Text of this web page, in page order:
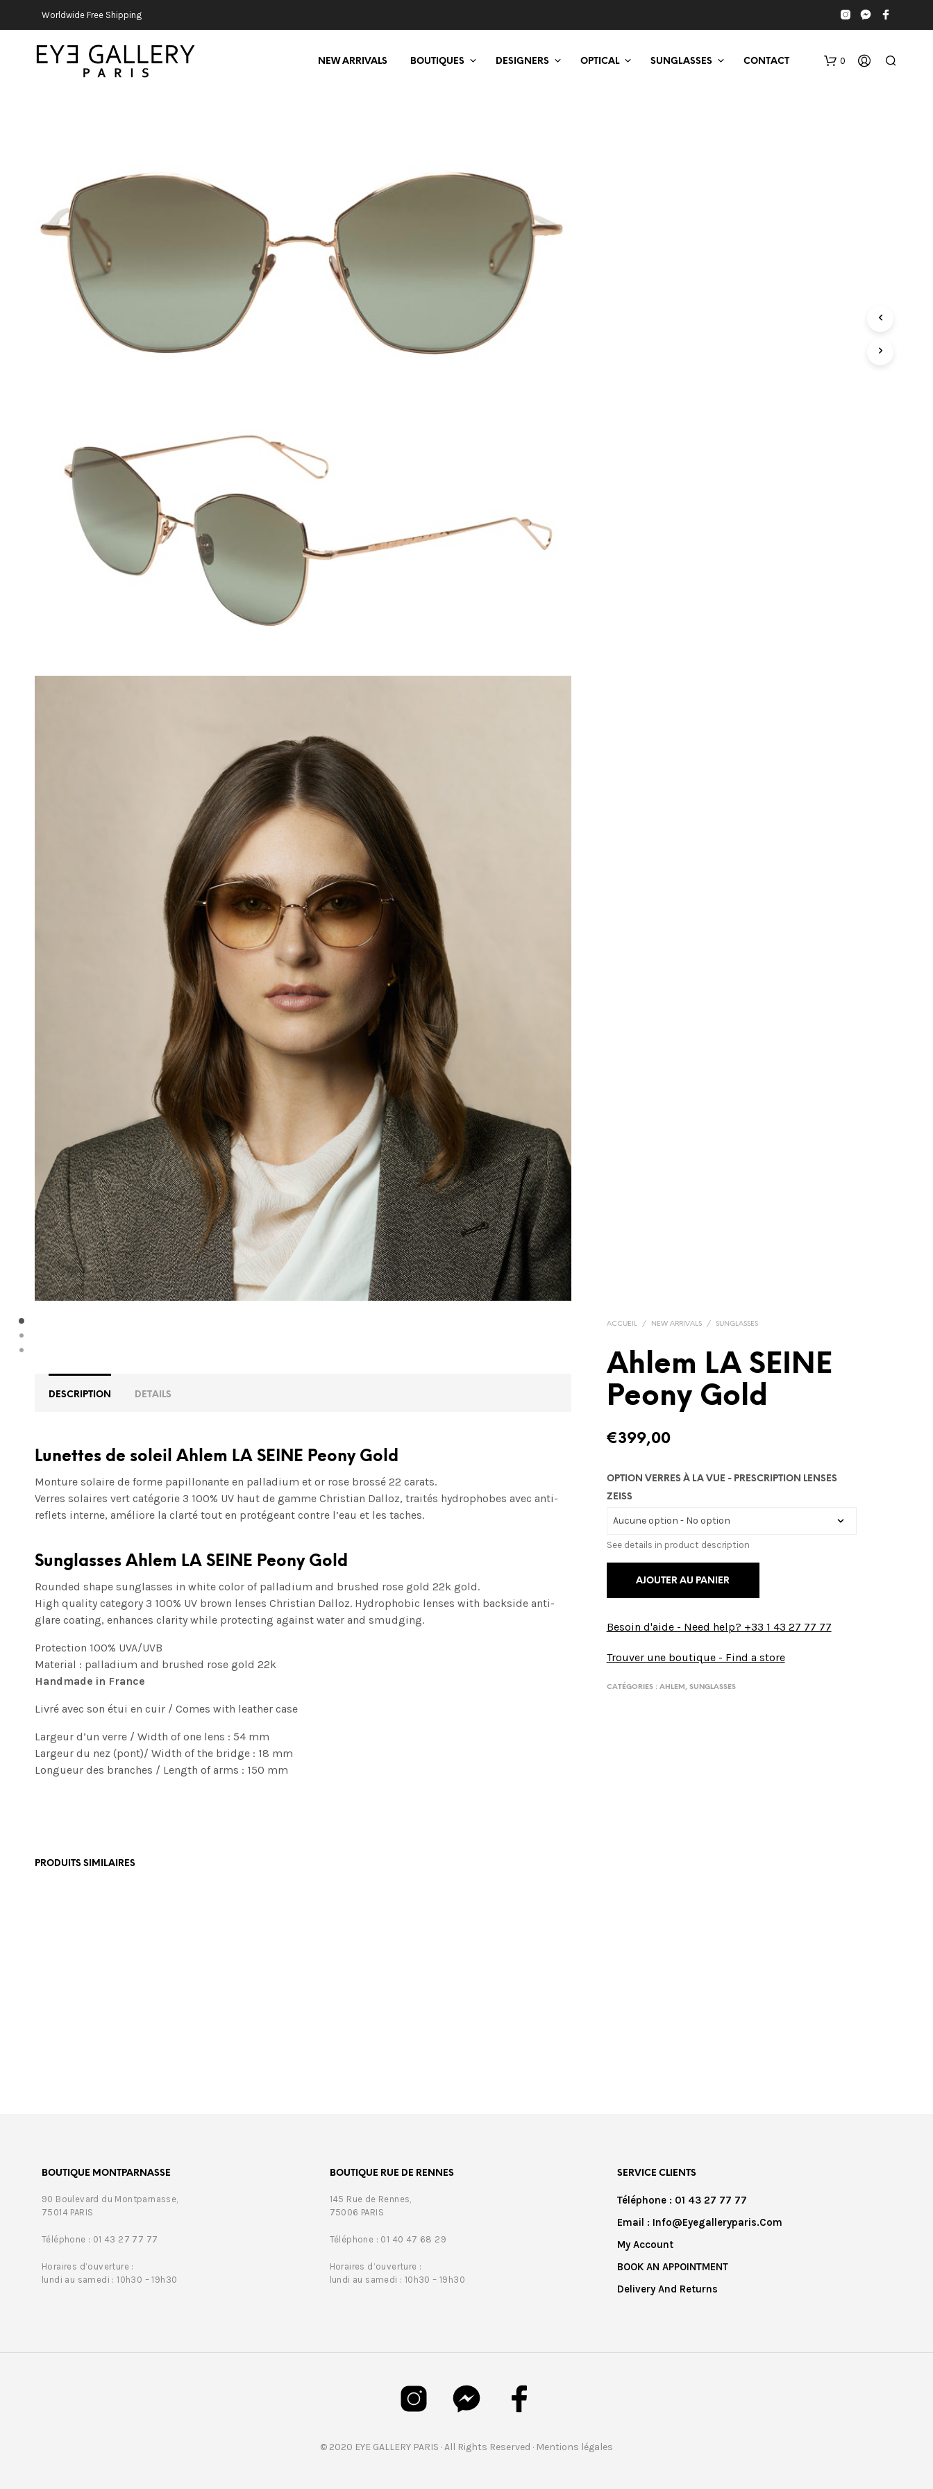
Worldwide Free Shipping
NEW ARRIVALS BOUTIQUES DESIGNERS OPTICAL SUNGLASSES CONTACT 0
ACCUEIL / NEW ARRIVALS / SUNGLASSES
Ahlem LA SEINE
Peony Gold
€399,00
OPTION VERRES À LA VUE - PRESCRIPTION LENSES
ZEISS
See details in product description
AJOUTER AU PANIER
Besoin d'aide - Need help? +33 1 43 27 77 77
Trouver une boutique - Find a store
CATÉGORIES : AHLEM , SUNGLASSES
DESCRIPTION DETAILS
Lunettes de soleil Ahlem LA SEINE Peony Gold
Monture solaire de forme papillonante en palladium et or rose brossé 22 carats.
Verres solaires vert catégorie 3 100% UV haut de gamme Christian Dalloz, traités hydrophobes avec anti-
reflets interne, améliore la clarté tout en protégeant contre l’eau et les taches.
Sunglasses Ahlem LA SEINE Peony Gold
Rounded shape sunglasses in white color of palladium and brushed rose gold 22k gold.
High quality category 3 100% UV brown lenses Christian Dalloz. Hydrophobic lenses with backside anti-
glare coating, enhances clarity while protecting against water and smudging.
Protection 100% UVA/UVB
Material : palladium and brushed rose gold 22k
Handmade in France
Livré avec son étui en cuir / Comes with leather case
Largeur d’un verre / Width of one lens : 54 mm
Largeur du nez (pont)/ Width of the bridge : 18 mm
Longueur des branches / Length of arms : 150 mm
PRODUITS SIMILAIRES
BOUTIQUE MONTPARNASSE
90 Boulevard du Montparnasse,
75014 PARIS
Téléphone : 01 43 27 77 77
Horaires d’ouverture :
lundi au samedi : 10h30 – 19h30
BOUTIQUE RUE DE RENNES
145 Rue de Rennes,
75006 PARIS
Téléphone : 01 40 47 68 29
Horaires d’ouverture :
lundi au samedi : 10h30 – 19h30
SERVICE CLIENTS
Téléphone : 01 43 27 77 77
Email : Info@eyegalleryparis.com
My Account
BOOK AN APPOINTMENT
Delivery And Returns
© 2020 EYE GALLERY PARIS · All Rights Reserved · Mentions légales